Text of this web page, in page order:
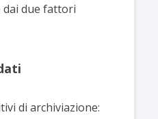
dai due fattori
di archiviazione: